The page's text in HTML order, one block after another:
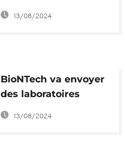
leurs propres vaccins
à ARNm
13/08/2024
BioNTech va envoyer
des laboratoires
mobiles de vaccins en
Afrique
13/08/2024